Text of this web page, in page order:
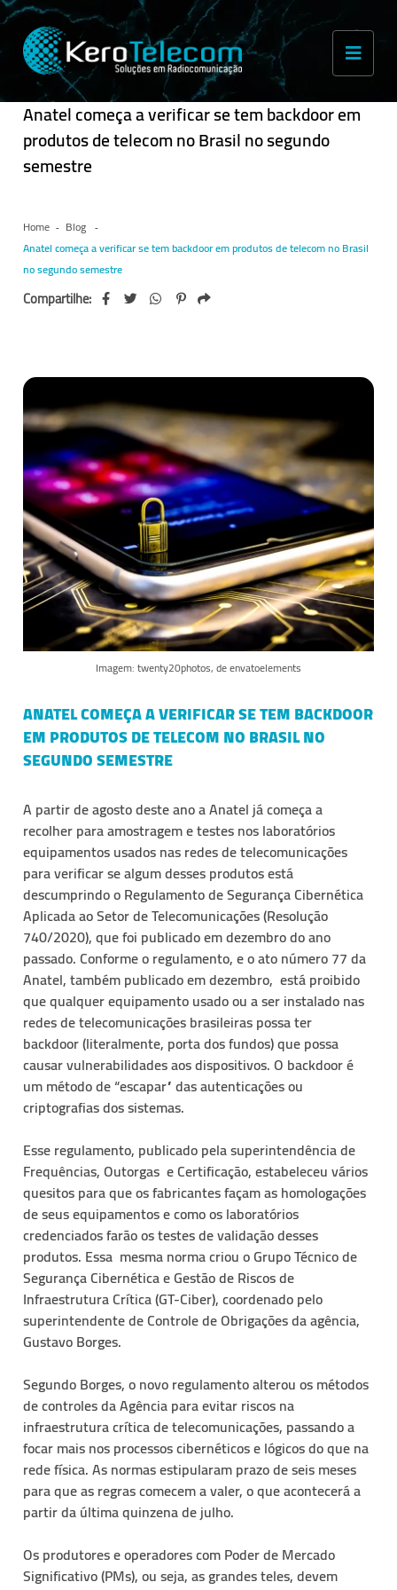
Anatel começa a verificar se tem backdoor em
produtos de telecom no Brasil no segundo
semestre
Home
Blog
Anatel começa a verificar se tem backdoor em produtos de telecom no Brasil
no segundo semestre
Compartilhe:
Imagem: twenty20photos, de envatoelements
ANATEL COMEÇA A VERIFICAR SE TEM BACKDOOR
EM PRODUTOS DE TELECOM NO BRASIL NO
SEGUNDO SEMESTRE
A partir de agosto deste ano a Anatel já começa a
recolher para amostragem e testes nos laboratórios
equipamentos usados nas redes de telecomunicações
para verificar se algum desses produtos está
descumprindo o Regulamento de Segurança Cibernética
Aplicada ao Setor de Telecomunicações (Resolução
740/2020), que foi publicado em dezembro do ano
passado. Conforme o regulamento, e o ato número 77 da
Anatel, também publicado em dezembro, está proibido
que qualquer equipamento usado ou a ser instalado nas
redes de telecomunicações brasileiras possa ter
backdoor (literalmente, porta dos fundos) que possa
causar vulnerabilidades aos dispositivos. O backdoor é
um método de “escapar” das autenticações ou
criptografias dos sistemas.
Esse regulamento, publicado pela superintendência de
Frequências, Outorgas e Certificação, estabeleceu vários
quesitos para que os fabricantes façam as homologações
de seus equipamentos e como os laboratórios
credenciados farão os testes de validação desses
produtos. Essa mesma norma criou o Grupo Técnico de
Segurança Cibernética e Gestão de Riscos de
Infraestrutura Crítica (GT-Ciber), coordenado pelo
superintendente de Controle de Obrigações da agência,
Gustavo Borges.
Segundo Borges, o novo regulamento alterou os métodos
de controles da Agência para evitar riscos na
infraestrutura crítica de telecomunicações, passando a
focar mais nos processos cibernéticos e lógicos do que na
rede física. As normas estipularam prazo de seis meses
para que as regras comecem a valer, o que acontecerá a
partir da última quinzena de julho.
Os produtores e operadores com Poder de Mercado
Significativo (PMs), ou seja, as grandes teles, devem